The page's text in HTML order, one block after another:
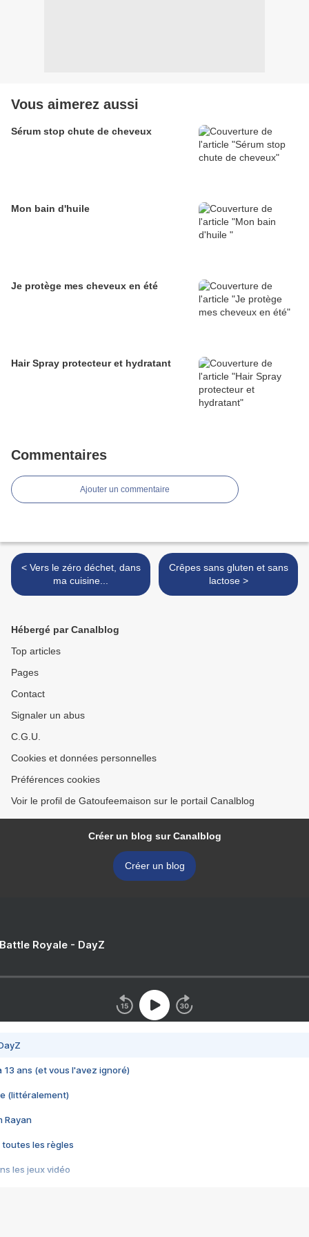
Vous aimerez aussi
Sérum stop chute de cheveux
Mon bain d'huile
Je protège mes cheveux en été
Hair Spray protecteur et hydratant
Commentaires
Ajouter un commentaire
< Vers le zéro déchet, dans
ma cuisine...
Crêpes sans gluten et sans
lactose >
Hébergé par Canalblog
Top articles
Pages
Contact
Signaler un abus
C.G.U.
Cookies et données personnelles
Préférences cookies
Voir le profil de Gatoufeemaison sur le portail Canalblog
Créer un blog sur Canalblog
Créer un blog
Royale - DayZ
13 ans (et vous l'avez ignoré)
(littéralement)
Rayan
toutes les règles
les jeux vidéo